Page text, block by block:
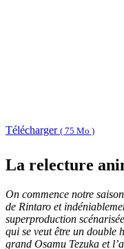
Télécharger ( 75 Mo )
La relecture
On commence notre
de Rintaro et
superproduction
qui se veut être un double
grand Osamu Tezuka et